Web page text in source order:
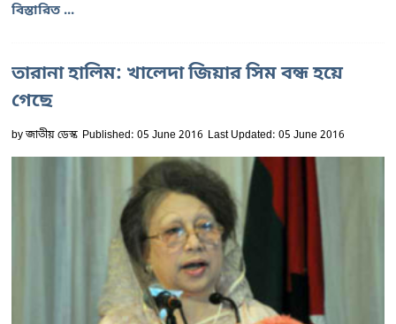
বিস্তারিত ...
তারানা হালিম: খালেদা জিয়ার সিম বন্ধ হয়ে
গেছে
byজাতীয় ডেস্ক Published: 05 June 2016 Last Updated: 05 June 2016